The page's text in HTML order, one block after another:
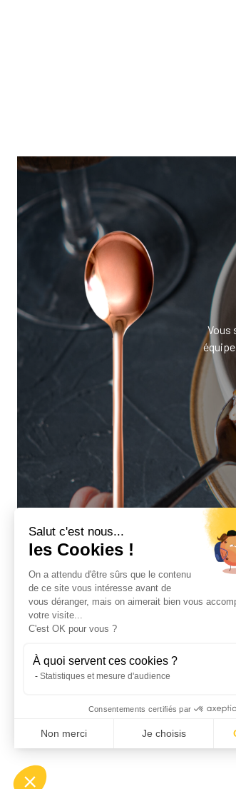
Vous
Salut c'est nous...
les Cookies !
On a attendu d'être sûrs que le contenu
de ce site vous intéresse avant de
vous déranger, mais on aimerait bien vous
votre visite...
C'est OK pour vous ?
À quoi servent ces cookies ?
Statistiques et mesure d'audience
Consentements certifiés par
Non merci Je choisis
Plateforme de Gestion du Consentement :